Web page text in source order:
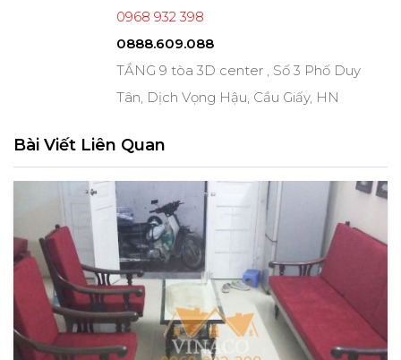
0968 932 398
0888.609.088
TẦNG 9 tòa 3D center , Số 3 Phố Duy
Tân, Dịch Vọng Hậu, Cầu Giấy, HN
Bài Viết Liên Quan